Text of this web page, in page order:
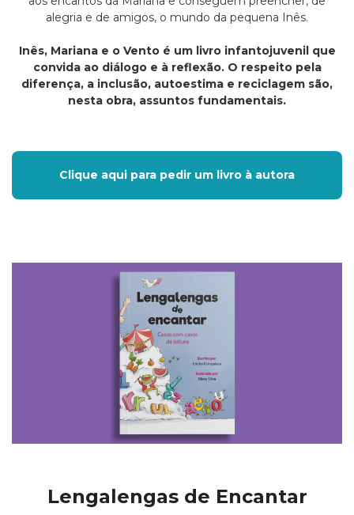
alegria e de amigos, o mundo da pequena Inês.
Inês, Mariana e o Vento é um livro infantojuvenil que
convida ao diálogo e à reflexão. O respeito pela
diferença, a inclusão, autoestima e reciclagem são,
nesta obra, assuntos fundamentais.
Clique aqui para pedir um livro à autora
Lengalengas de Encantar